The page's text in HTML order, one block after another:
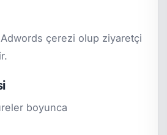
çerezi olup ziyaretçi
boyunca